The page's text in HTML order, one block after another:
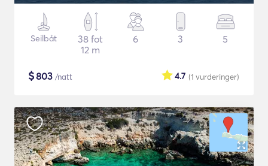
Seilbåt
38 fot
12 m
6 3 5
$803 /natt (1 vurderinger)
4.7